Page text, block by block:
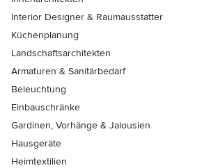
Interior Designer & Raumausstatter
Küchenplanung
Landschaftsarchitekten
Armaturen & Sanitärbedarf
Beleuchtung
Einbauschränke
Gardinen, Vorhänge & Jalousien
Hausgeräte
Heimtextilien